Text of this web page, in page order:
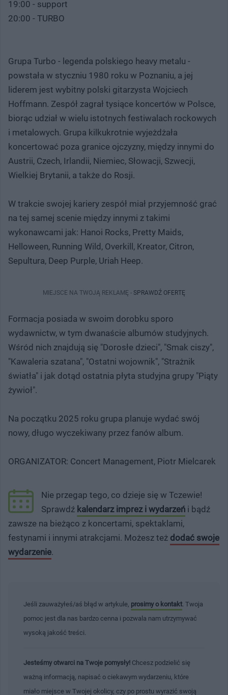
19:00 - support
20:00 - TURBO
Grupa Turbo - legenda polskiego heavy metalu -
powstała w styczniu 1980 roku w Poznaniu, a jej
liderem jest wybitny polski gitarzysta Wojciech
Hoffmann. Zespół zagrał tysiące koncertów w Polsce,
biorąc udział w wielu istotnych festiwalach rockowych
i metalowych. Grupa kilkukrotnie wyjeżdżała
koncertować poza granice ojczyzny, między innymi do
Austrii, Czech, Irlandii, Niemiec, Słowacji, Szwecji,
Wielkiej Brytanii, a także do Rosji.
W trakcie swojej kariery zespół miał przyjemność grać
na tej samej scenie między innymi z takimi
wykonawcami jak: Hanoi Rocks, Pretty Maids,
Helloween, Running Wild, Overkill, Kreator, Citron,
Sepultura, Deep Purple, Uriah Heep.
MIEJSCE NA TWOJĄ REKLAMĘ - SPRAWDŹ OFERTĘ
Formacja posiada w swoim dorobku sporo
wydawnictw, w tym dwanaście albumów studyjnych.
Wśród nich znajdują się "Dorosłe dzieci", "Smak ciszy",
"Kawaleria szatana", "Ostatni wojownik", "Strażnik
światła" i jak dotąd ostatnia płyta studyjna grupy "Piąty
żywioł".
Na początku 2025 roku grupa planuje wydać swój
nowy, długo wyczekiwany przez fanów album.
ORGANIZATOR: Concert Management, Piotr Mielcarek
Nie przegap tego, co dzieje się w Tczewie!
Sprawdź kalendarz imprez i wydarzeń i bądź
zawsze na bieżąco z koncertami, spektaklami,
festynami i innymi atrakcjami. Możesz też dodać swoje
wydarzenie.
Jeśli zauważyłeś/aś błąd w artykule, prosimy o kontakt . Twoja
pomoc jest dla nas bardzo cenna i pozwala nam utrzymywać
wysoką jakość treści.
Jesteśmy otwarci na Twoje pomysły! Chcesz podzielić się
ważną informacją, napisać o ciekawym wydarzeniu, które
miało miejsce w Twojej okolicy, czy po prostu wyrazić swoją